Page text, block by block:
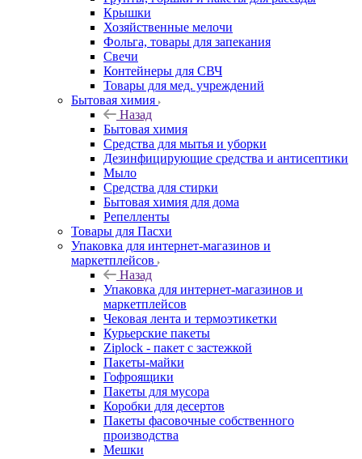
Крышки
Хозяйственные мелочи
Фольга, товары для запекания
Свечи
Контейнеры для СВЧ
Товары для мед. учреждений
Бытовая химия
Назад
Бытовая химия
Средства для мытья и уборки
Дезинфицирующие средства и антисептики
Мыло
Средства для стирки
Бытовая химия для дома
Репелленты
Товары для Пасхи
Упаковка для интернет-магазинов и
маркетплейсов
Назад
Упаковка для интернет-магазинов и
маркетплейсов
Чековая лента и термоэтикетки
Курьерские пакеты
Ziplock - пакет с застежкой
Пакеты-майки
Гофроящики
Пакеты для мусора
Коробки для десертов
Пакеты фасовочные собственного
производства
Мешки